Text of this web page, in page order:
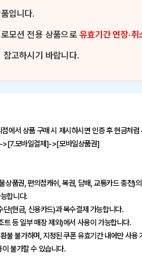
입니다.
모션 전용 상품으로유효기간 연장·
참고하시기 바랍니다.
에서 상품 구매 시 제시하시면 인증 후 현금처럼
모바일결제]->[모바일상품권]
상품권, 편의점캐쉬, 복권, 담배, 교통카드 충전)
합니다.
(현금, 신용카드)과 복수결제 가능합니다.
등 일부 매장 제외)에서 사용이 가능합니다.
불 불가하며, 지정된 쿠폰 유효기간 내에만 사용
불가할 수 있습니다.